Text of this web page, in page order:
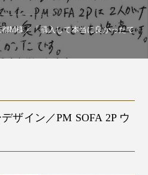
都M様／「購入して本当に良かったで
ザイン／PM SOFA 2P ウ